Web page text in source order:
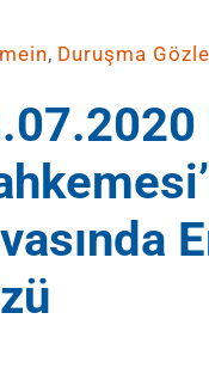
, Duruşma